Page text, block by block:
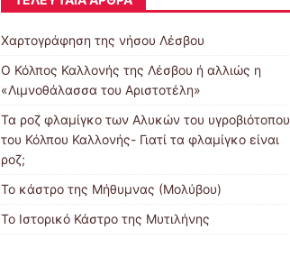
Χαρτογράφηση της νήσου Λέσβου
Ο Κόλπος Καλλονής της Λέσβου ή αλλιώς η
«Λιμνοθάλασσα του Αριστοτέλη»
Τα ροζ φλαμίγκο των Αλυκών του υγροβιότοπου
του Κόλπου Καλλονής- Γιατί τα φλαμίγκο είναι
ροζ;
To κάστρο της Μήθυμνας (Μολύβου)
Το Ιστορικό Κάστρο της Μυτιλήνης